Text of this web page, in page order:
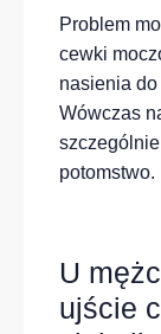
Problem
cewki
nasienia
Wówczas
potomstwo.
U
ujście